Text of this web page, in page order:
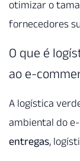
otimizar o
fornecedores
O que é
ao e-
A logística
ambiental do
entregas,